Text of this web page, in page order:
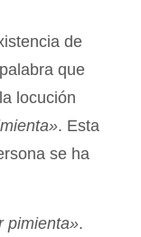
de
que
locución
. Esta
se ha
pimienta».